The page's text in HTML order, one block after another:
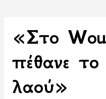
«Στο
πέθανε το
λαού»